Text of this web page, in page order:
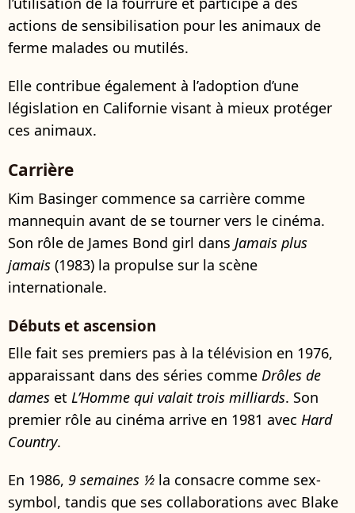
actions de sensibilisation pour les animaux de
ferme malades ou mutilés.
Elle contribue également à l’adoption d’une
législation en Californie visant à mieux protéger
ces animaux.
Carrière
Kim Basinger commence sa carrière comme
mannequin avant de se tourner vers le cinéma.
Son rôle de James Bond girl dans Jamais plus
jamais (1983) la propulse sur la scène
internationale.
Débuts et ascension
Elle fait ses premiers pas à la télévision en 1976,
apparaissant dans des séries comme Drôles de
dames et L’Homme qui valait trois milliards. Son
premier rôle au cinéma arrive en 1981 avec Hard
Country.
En 1986, 9 semaines ½ la consacre comme sex-
symbol, tandis que ses collaborations avec Blake